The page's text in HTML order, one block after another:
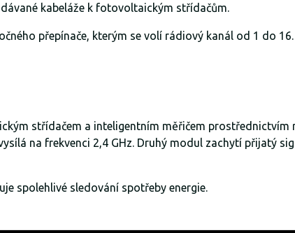
kabeláže k fotovoltaickým střídačům.
přepínače, kterým se volí rádiový kanál od 1 do
střídačem a inteligentním měřičem prostřednictvím
na frekvenci 2,4 GHz. Druhý modul zachytí přijatý
spolehlivé sledování spotřeby energie.